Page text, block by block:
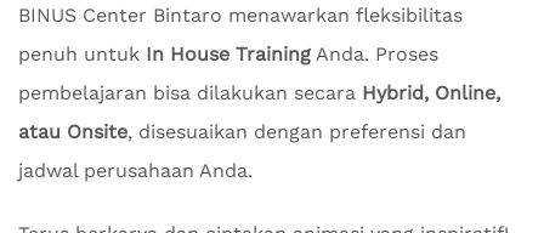
BINUS Center Bintaro menawarkan fleksibilitas
penuh untuk In House Training Anda. Proses
pembelajaran bisa dilakukan secara Hybrid, Online,
atau Onsite, disesuaikan dengan preferensi dan
jadwal perusahaan Anda.